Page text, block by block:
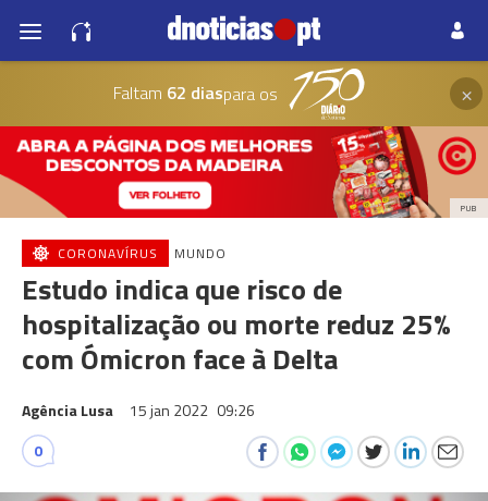
Faltam 62 diaspara os ×
PUB
CORONAVÍRUS MUNDO
Estudo indica que risco de
hospitalização ou morte reduz 25%
com Ómicron face à Delta
Agência Lusa 15 jan 2022 09:26
0